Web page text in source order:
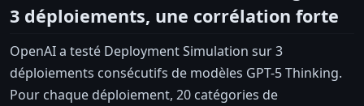
3 déploiements, une corrélation forte
OpenAI a testé Deployment Simulation sur 3
déploiements consécutifs de modèles GPT-5 Thinking.
Pour chaque déploiement, 20 catégories de